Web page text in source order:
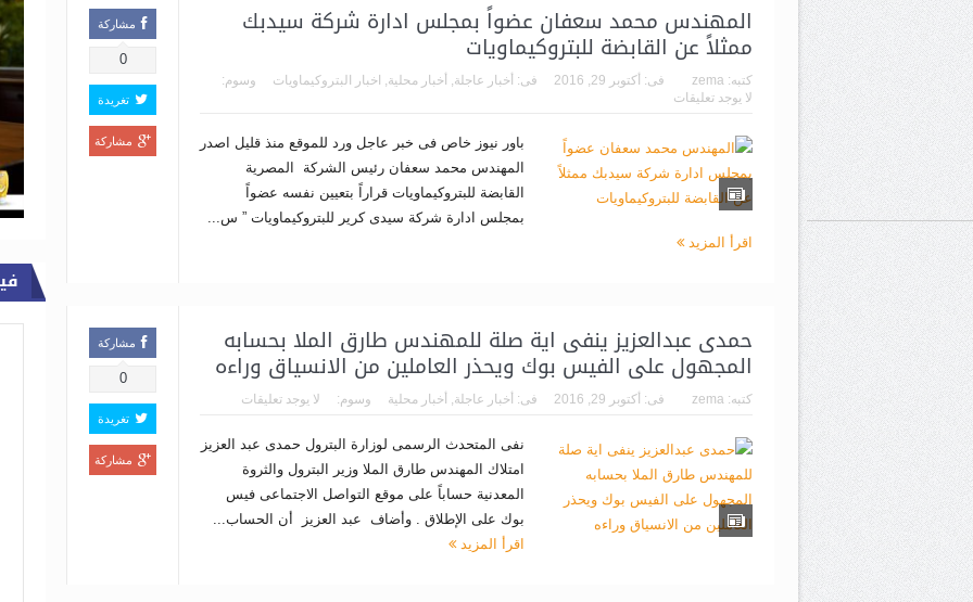
المهندس محمد سعفان عضواً بمجلس ادارة شركة سيدبك
ممثلاً عن القابضة للبتروكيماويات
كتبه: zema فى: أكتوبر 29, 2016 فى: أخبار عاجلة أخبار محلية اخبار البتروكيماويات
وسوم:
لا يوجد تعليقات
باور نيوز خاص فى خبر عاجل ورد للموقع منذ قليل اصدر
المهندس محمد سعفان رئيس الشركة المصرية
القابضة للبتروكيماويات قراراً بتعيين نفسه عضواً
بمجلس ادارة شركة سيدى كرير للبتروكيماويات ” س...
اقرأ المزيد
مشاركة
0
تغريدة
مشاركة
حمدى عبدالعزيز ينفى اية صلة للمهندس طارق الملا بحسابه
المجهول على الفيس بوك ويحذر العاملين من الانسياق وراءه
كتبه: zema فى: أكتوبر 29, 2016 فى: أخبار عاجلة, أخبار محلية وسوم: لا يوجد تعليقات
نفى المتحدث الرسمى لوزارة البترول حمدى عبد العزيز
امتلاك المهندس طارق الملا وزير البترول والثروة
المعدنية حساباً على موقع التواصل الاجتماعى فيس
بوك على الإطلاق . وأضاف عبد العزيز أن الحساب...
اقرأ المزيد
مشاركة
0
تغريدة
مشاركة